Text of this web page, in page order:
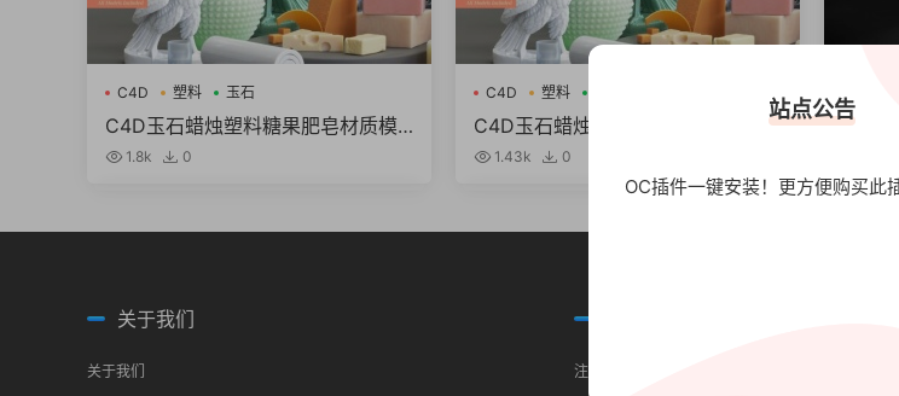
C4D 塑料 玉石
C4D玉石蜡烛塑料糖果肥皂材质模
型工程预设 SSS Pack for Cinema
1.8k 0
C4D 塑料
C4D玉石蜡烛塑料糖果肥皂材质模
型工程预设 SSS Pack for Cinema
1.43k 0
玉石
关于我们
关于我们
注册须知
站点公告
OC插件一键安装！更方便购买此